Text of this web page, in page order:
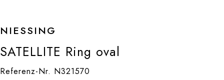
NIESSING
SATELLITE Ring oval
Referenz-Nr. N321570